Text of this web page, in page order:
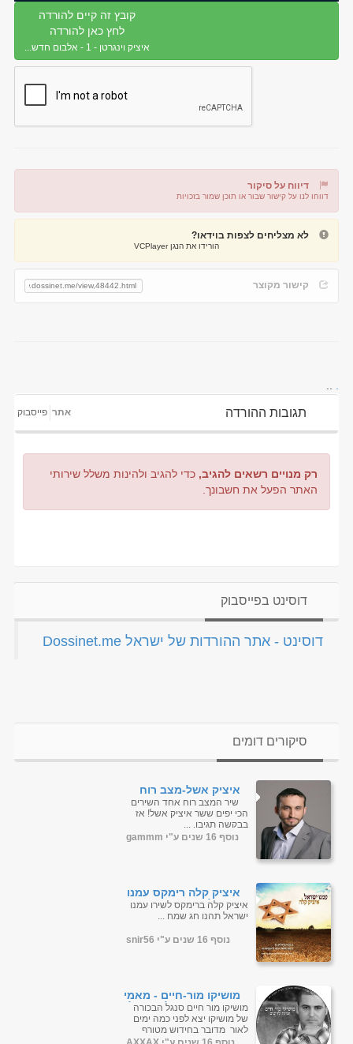
קובץ זה קיים להורדה
לחץ כאן להורדה
איציק וינגרטן - 1 - אלבום חדש...
דיווח על סיקור
דווחו לנו על קישור שבור או תוכן שמור בזכויות
דיווח על קישור שבור
לא מצליחים לצפות בוידאו?
הורידו את הנגן VCPlayer
קישור מקוצר
תגובות ההורדה אתר פייסבוק
רק מנויים רשאים להגיב, כדי להגיב ולהינות משלל שירותי
האתר הפעל את חשבונך.
דוסינט בפייסבוק
‏דוסינט - אתר ההורדות של ישראל Dossinet.me‏
סיקורים דומים
איציק אשל-מצב רוח
שיר המצב רוח אחד השירים
הכי יפים ששר איציק אשל! אז
בבקשה תגיבו. ...
נוסף 16 שנים ע"י gammm
איציק קלה רימקס עמנו
ישראל
איציק קלה ברימקס לשירו עמנו
ישראל תהנו חג שמח ...
נוסף 16 שנים ע"י snir56
מושיקו מור-חיים - מאמי
מאמי - חידוש לשיר של
איציק קלה
מושיקו מור חיים סנגל הבכורה
של מושיקו יצא לפני כמה ימים
לאור מדובר בחידוש מטורף
לשיר מאמי מאמי של איציק